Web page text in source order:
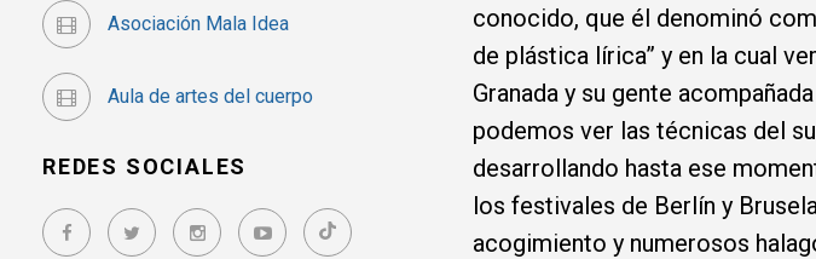
Asociación Mala Idea
Aula de artes del cuerpo
REDES SOCIALES
conocido, que él denominó
de plástica lírica” y en la cual
Granada y su gente
podemos ver las técnicas del
desarrollando hasta ese
los festivales de Berlín y
acogimiento y numerosos